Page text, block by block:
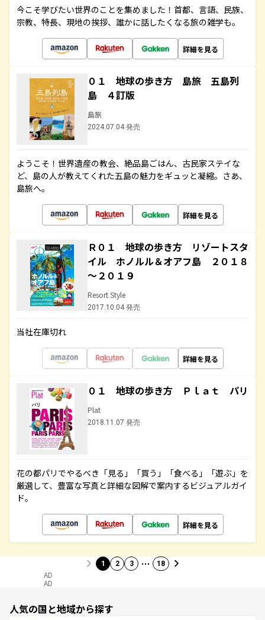
今こそ学びたい世界のことを集めました！首都、言語、民族、
宗教、特長、現地の挨拶、誰かに話したくなる旅の雑学も。
詳細を見る
０１ 地球の歩き方 島旅 五島列
島 ４訂版
島旅
2024.07.04 発売
ようこそ！世界遺産の教会、絶品島ごはん、古民家ステイな
ど、島の人が教えてくれた五島の魅力をギュッと凝縮。さあ、
島旅へ。
詳細を見る
Ｒ０１ 地球の歩き方 リゾートスタ
イル ホノルル＆オアフ島 ２０１８
～２０１９
Resort Style
2017.10.04 発売
当社在庫切れ
詳細を見る
０１ 地球の歩き方 Ｐｌａｔ パリ
Plat
2018.11.07 発売
花の都パリでやるべき「見る」「買う」「食べる」「遊ぶ」を
厳選して、豊富な写真と詳細な図解で案内するビジュアルガイ
ド。
詳細を見る
1 2 3 … 18
AD
AD
人気の国と地域から探す